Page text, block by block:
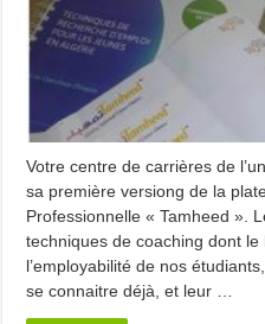
Votre centre de carrières de
sa première versiong de la
Professionnelle « Tamheed ».
techniques de coaching dont
l’employabilité de nos
se connaitre déjà, et leur …